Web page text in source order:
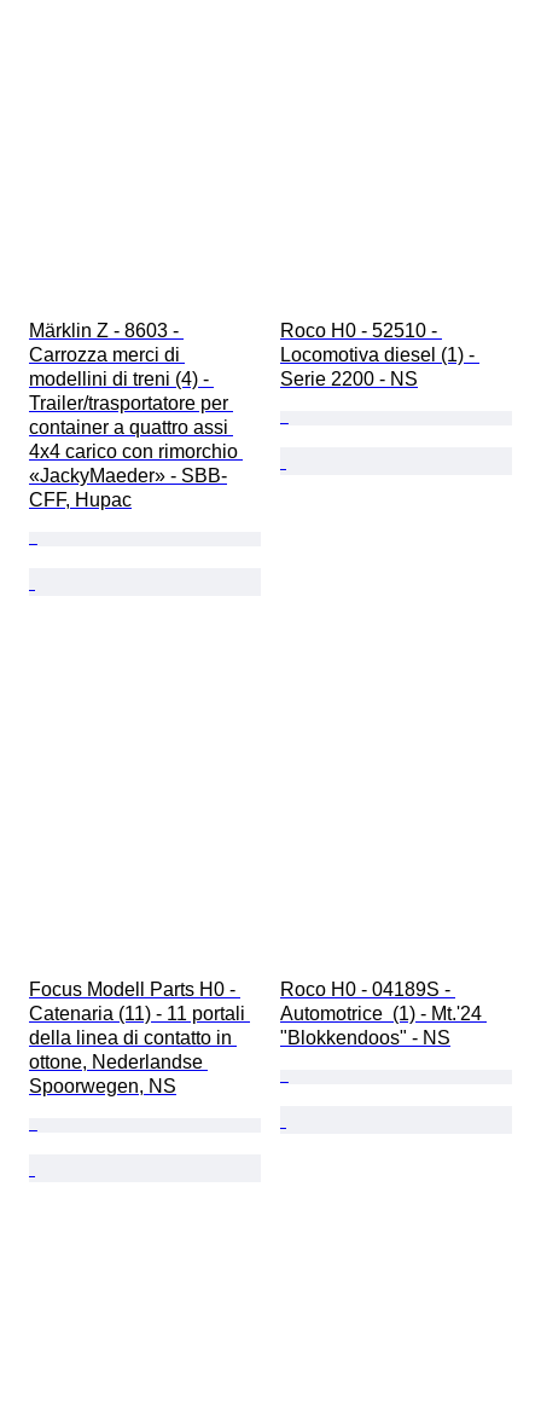
Märklin Z - 8603 -
Carrozza merci di
modellini di treni (4) -
Trailer/trasportatore per
container a quattro assi
4x4 carico con rimorchio
«JackyMaeder» - SBB-
CFF, Hupac
Roco H0 - 52510 -
Locomotiva diesel (1) -
Serie 2200 - NS
Focus Modell Parts H0 -
Catenaria (11) - 11 portali
della linea di contatto in
ottone, Nederlandse
Spoorwegen, NS
Roco H0 - 04189S -
Automotrice  (1) - Mt.'24
"Blokkendoos" - NS